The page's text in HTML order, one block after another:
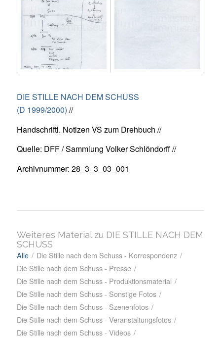
DIE STILLE NACH DEM SCHUSS
(D 1999/2000) //
Handschriftl. Notizen VS zum Drehbuch //
Quelle: DFF / Sammlung Volker Schlöndorff //
Archivnummer: 28_3_3_03_001
Weiteres Material zu DIE STILLE NACH DEM
SCHUSS
Alle / Die Stille nach dem Schuss - Korrespondenz /
Die Stille nach dem Schuss - Presse /
Die Stille nach dem Schuss - Produktionsmaterial /
Die Stille nach dem Schuss - Sonstige Fotos /
Die Stille nach dem Schuss - Szenenfotos /
Die Stille nach dem Schuss - Veranstaltungsfotos /
Die Stille nach dem Schuss - Videos /